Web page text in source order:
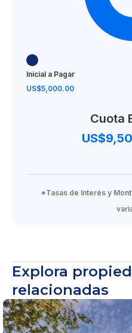
Inicial a Pagar
US$5,000.00
Cuota
*Tasas de Interés y
Explora
relacionadas